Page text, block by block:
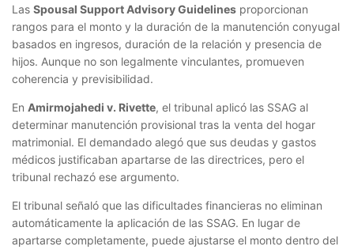
Las Spousal Support Advisory Guidelines proporcionan
rangos para el monto y la duración de la manutención conyugal
basados en ingresos, duración de la relación y presencia de
hijos. Aunque no son legalmente vinculantes, promueven
coherencia y previsibilidad.
En Amirmojahedi v. Rivette, el tribunal aplicó las SSAG al
determinar manutención provisional tras la venta del hogar
matrimonial. El demandado alegó que sus deudas y gastos
médicos justificaban apartarse de las directrices, pero el
tribunal rechazó ese argumento.
El tribunal señaló que las dificultades financieras no eliminan
automáticamente la aplicación de las SSAG. En lugar de
apartarse completamente, puede ajustarse el monto dentro del